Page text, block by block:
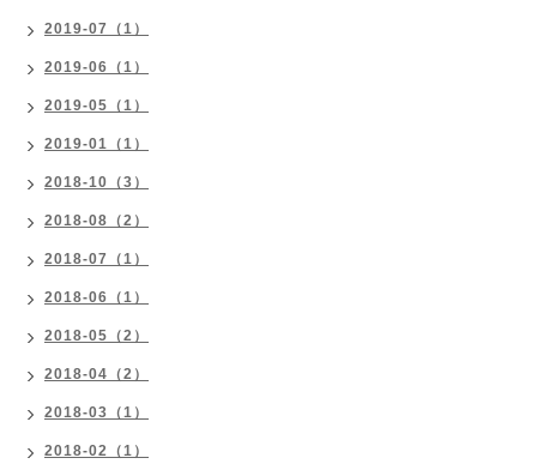
2019-07（1）
2019-06（1）
2019-05（1）
2019-01（1）
2018-10（3）
2018-08（2）
2018-07（1）
2018-06（1）
2018-05（2）
2018-04（2）
2018-03（1）
2018-02（1）